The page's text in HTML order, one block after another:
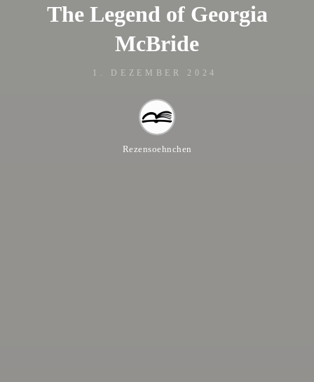
The Legend of Georgia
McBride
1. DEZEMBER 2024
Rezensoehnchen